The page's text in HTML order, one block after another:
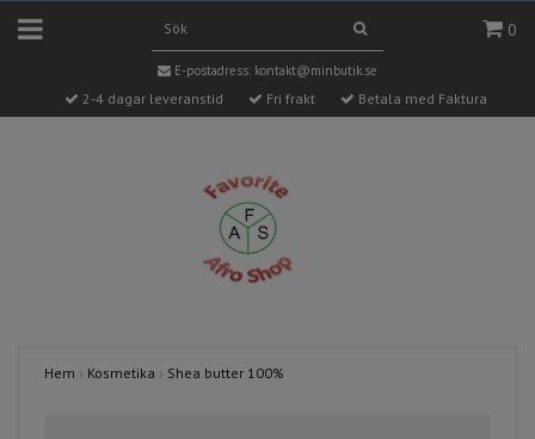
0
E-postadress: kontakt@minbutik.se
2-4 dagar leveranstid Fri frakt Betala med Faktura
Hem › Kosmetika › Shea butter 100%